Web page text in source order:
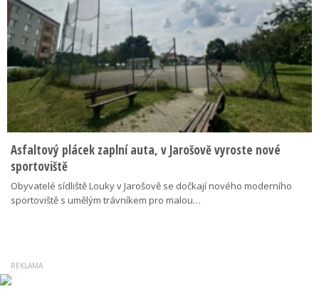
Asfaltový plácek zaplní auta, v Jarošově vyroste nové
sportoviště
Obyvatelé sídliště Louky v Jarošově se dočkají nového moderního
sportoviště s umělým trávníkem pro malou…